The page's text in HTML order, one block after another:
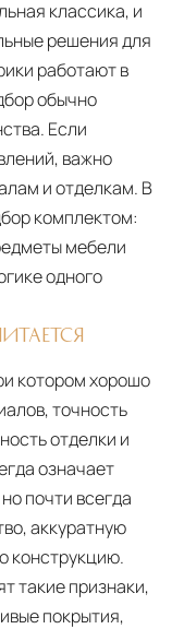
классика, и
решения для
работают в
обычно
Если
важно
и отделкам. В
комплектом:
мебели
одного
котором хорошо
точность
отделки и
означает
почти всегда
аккуратную
конструкцию.
такие признаки,
покрытия,